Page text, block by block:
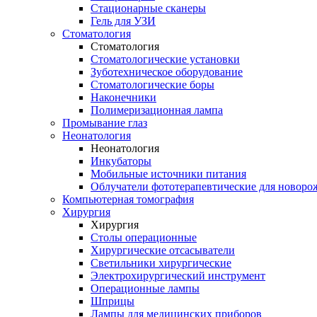
Стационарные сканеры
Гель для УЗИ
Стоматология
Стоматология
Стоматологические установки
Зуботехническое оборудование
Стоматологические боры
Наконечники
Полимеризационная лампа
Промывание глаз
Неонатология
Неонатология
Инкубаторы
Мобильные источники питания
Облучатели фототерапевтические для
Компьютерная томография
Хирургия
Хирургия
Столы операционные
Хирургические отсасыватели
Светильники хирургические
Электрохирургический инструмент
Операционные лампы
Шприцы
Лампы для медицинских приборов